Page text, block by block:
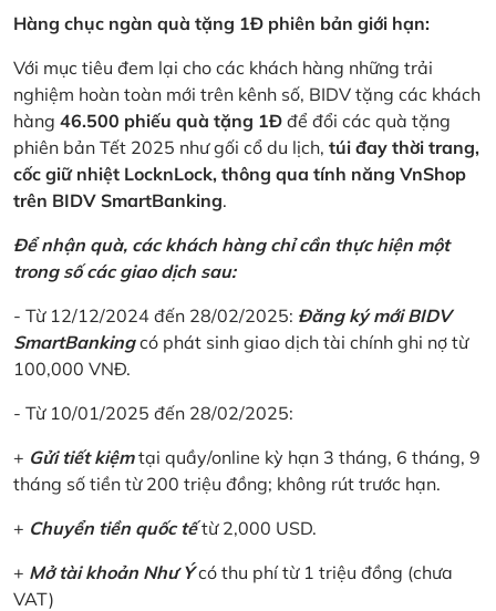
Hàng chục ngàn quà tặng 1Đ phiên bản giới hạn:
Với mục tiêu đem lại cho các khách hàng những trải
nghiệm hoàn toàn mới trên kênh số, BIDV tặng các khách
hàng 46.500 phiếu quà tặng 1Đ để đổi các quà tặng
phiên bản Tết 2025 như gối cổ du lịch, túi đay thời trang,
cốc giữ nhiệt LocknLock, thông qua tính năng VnShop
trên BIDV SmartBanking.
Để nhận quà, các khách hàng chỉ cần thực hiện một
trong số các giao dịch sau:
- Từ 12/12/2024 đến 28/02/2025: Đăng ký mới BIDV
SmartBankingcó phát sinh giao dịch tài chính ghi nợ từ
100,000 VNĐ.
- Từ 10/01/2025 đến 28/02/2025:
+ Gửi tiết kiệmtại quầy/online kỳ hạn 3 tháng, 6 tháng, 9
tháng số tiền từ 200 triệu đồng; không rút trước hạn.
+ Chuyển tiền quốc tếtừ 2,000 USD.
+ Mở tài khoản Như Ýcó thu phí từ 1 triệu đồng (chưa
VAT)